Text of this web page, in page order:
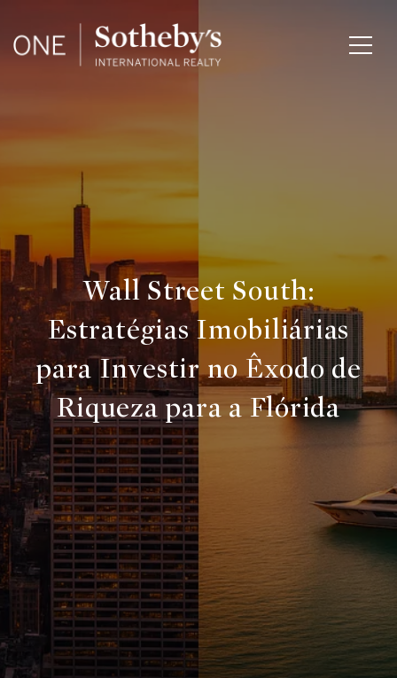
Wall Street South:
Estratégias Imobiliárias
para Investir no Êxodo de
Riqueza para a Flórida